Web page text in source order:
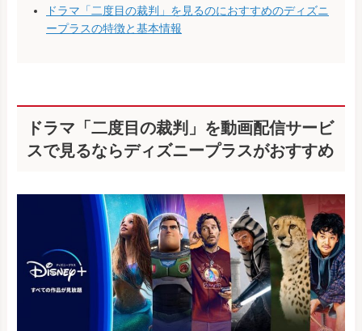
ドラマ「二度目の裁判」を見るのにおすすめのディズニ
ープラスの特徴と基本情報
ドラマ「二度目の裁判」を動画配信サービ
スで見るならディズニープラスがおすすめ